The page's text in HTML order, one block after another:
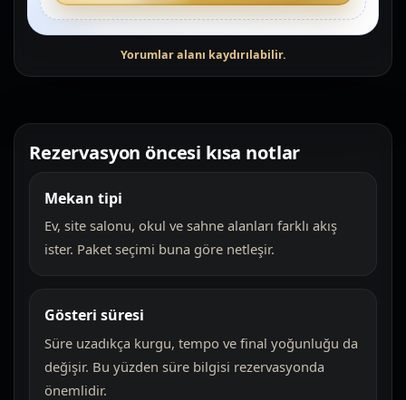
Rezervasyon öncesi kısa notlar
Mekan tipi
Ev, site salonu, okul ve sahne alanları farklı akış
ister. Paket seçimi buna göre netleşir.
Gösteri süresi
Süre uzadıkça kurgu, tempo ve final yoğunluğu da
değişir. Bu yüzden süre bilgisi rezervasyonda
önemlidir.